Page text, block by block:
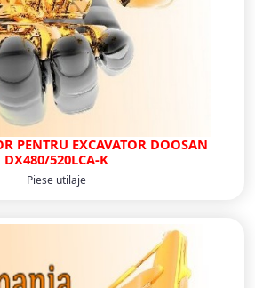
PENTRU EXCAVATOR DOOSAN
DX480/520LCA-K
Piese utilaje